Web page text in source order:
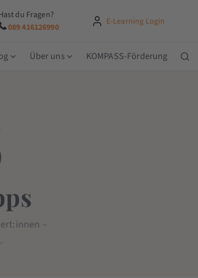
du Fragen?
089 416126990
E-Learning Login
Über uns KOMPASS-Förderung
–